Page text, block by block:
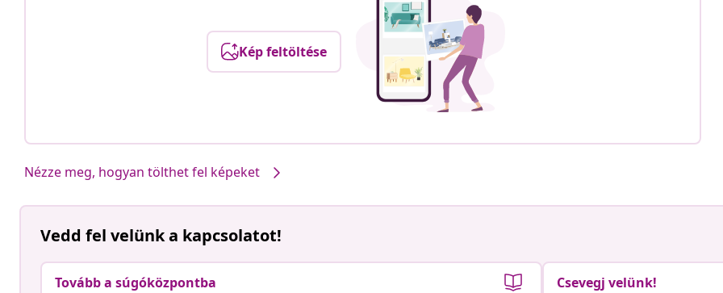
Kép feltöltése
Nézze meg, hogyan tölthet fel képeket
Vedd fel velünk a kapcsolatot!
Tovább a súgóközpontba Csevegj velünk!